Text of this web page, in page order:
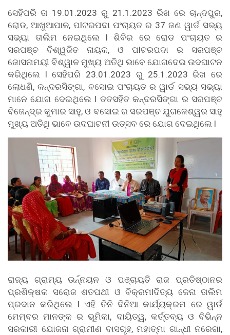
ସେହିପରି ତା 19.01.2023 ରୁ 21.1.2023 ରିଖ ରେ ଚାନ୍ଦପୁର,
ରୋଡ, ଆଖୁଆପାଳ, ପlଟରପଦା ପଂଚାୟତ ର 37 ଜଣ ୱାର୍ଡ ସଭ୍ୟ
ସଭ୍ୟା ତାଲିମ ନେଇଥିଲେ l ଶିବିର ରେ ରୋଡ ପଂଚାୟତ ର
ସରପଞ୍ଚ ବିଶ୍ୱଜିତ ନାୟକ, ଓ ପlଟରପଦା ର ସରପଞ୍ଚ
ଜୋସନାମୟୀ ବିଶ୍ୱାଳ ମୁଖ୍ୟ ଅତିଥି ଭାବେ ଯୋଗଦେଇ ଉଦଘାଟନ
କରିଥିଲେ l ସେହିପରି 23.01.2023 ରୁ 25.1.2023 ରିଖ ରେ
ଲୋଧଣି, କନ୍ଦରସିଙ୍ଗା, ବସୋଇ ପଂଚାୟତ ର ୱାର୍ଡ ସଭ୍ୟ ସଭ୍ୟା
ମାନେ ଯୋଗ ଦେଇଥିଲେ l ତତସହିତ କନ୍ଦରସିଙ୍ଗା ର ସରପଞ୍ଚ
ବିଜେନ୍ଦ୍ର କୁମାର ସାହୁ, ଓ ବସୋଇ ର ସରପଞ୍ଚ ଯୁଗଳେଶ୍ୱର ସାହୁ
ମୁଖ୍ୟ ଅତିଥି ଭାବେ ଉଦଘାଟନୀ ଉତ୍ସବ ରେ ଯୋଗ ଦେଇଥିଲେ l
ରାଜ୍ୟ ଗ୍ରାମ୍ୟ ଉର୍ନ୍ନୟନ ଓ ପଞ୍ଚାୟତି ରାଜ ପ୍ରତିଷ୍ଠାନର
ପ୍ରଶିକ୍ଷକ ସରୋଜ ଶତପଥୀ ଓ ବିକ୍ରମlଦିତ୍ୟ ଜେନା ତାଲିମ
ପ୍ରଦାନ କରିଥିଲେ l ଏହି ତିନି ଦିନିଆ କାର୍ଯ୍ୟକ୍ରମ ରେ ୱାର୍ଡ
ମେମ୍ବର ମାନଙ୍କ ର ଭୂମିକା, ଦାୟିତ୍ୱ, କର୍ତ୍ତବ୍ୟ ଓ ବିଭିନ୍ନ
ସରକାରୀ ଯୋଜନା ଗ୍ରାମୀଣ ବାସଗୃହ, ମହାତ୍ମା ଗାନ୍ଧୀ ନରେଗା,